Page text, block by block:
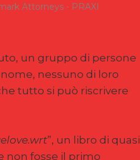
Attorneys - PRAXI
un gruppo di persone
nessuno di loro
tutto si può riscrivere
”, un libro di quasi
non fosse il primo